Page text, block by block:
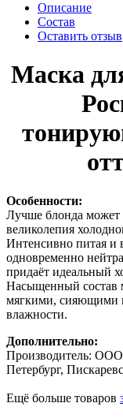
Описание
Состав
Оставить отзыв
Маска
Особенности:
Лучше блонда может
великолепия
Интенсивно питая и
одновременно
придаёт идеальный
Насыщенный состав
мягкими, сияющими
влажности.
Дополнительно:
Производитель:
Петербург,
Ещё больше товаров